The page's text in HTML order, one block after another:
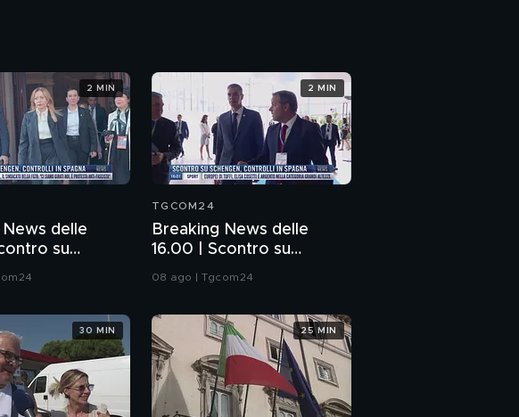
News delle
su
controlli in
2 MIN
TGCOM24
Breaking News delle
16.00 | Scontro su
Schengen, controlli in
08 ago | Tgcom24
2 MIN
30 MIN 25 MIN